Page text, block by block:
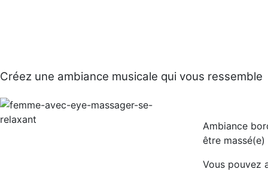
Créez une ambiance musicale qui vous ressemble
Ambiance
être
Vous pouvez